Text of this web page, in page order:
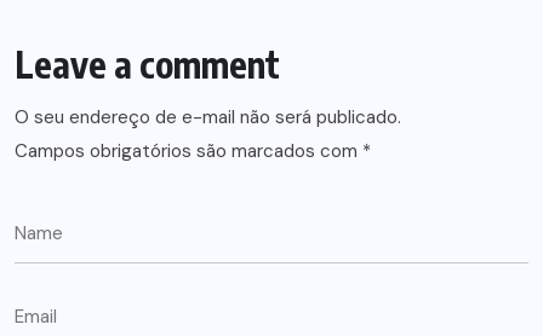
Leave a comment
O seu endereço de e-mail não será publicado.
Campos obrigatórios são marcados com *